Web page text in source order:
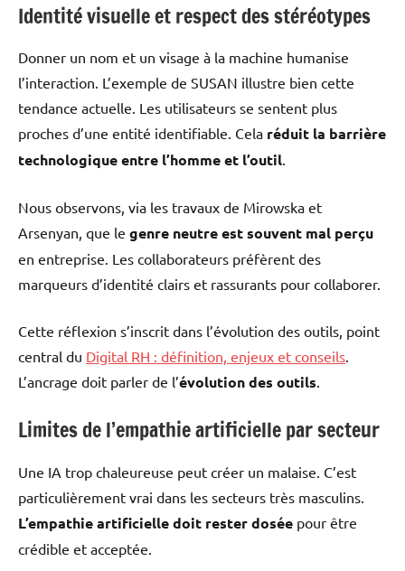
Identité visuelle et respect des stéréotypes
Donner un nom et un visage à la machine humanise
l’interaction. L’exemple de SUSAN illustre bien cette
tendance actuelle. Les utilisateurs se sentent plus
proches d’une entité identifiable. Cela réduit la barrière
technologique entre l’homme et l’outil.
Nous observons, via les travaux de Mirowska et
Arsenyan, que le genre neutre est souvent mal perçu
en entreprise. Les collaborateurs préfèrent des
marqueurs d’identité clairs et rassurants pour collaborer.
Cette réflexion s’inscrit dans l’évolution des outils, point
central du Digital RH : définition, enjeux et conseils.
L’ancrage doit parler de l’évolution des outils.
Limites de l’empathie artificielle par secteur
Une IA trop chaleureuse peut créer un malaise. C’est
particulièrement vrai dans les secteurs très masculins.
L’empathie artificielle doit rester dosée pour être
crédible et acceptée.